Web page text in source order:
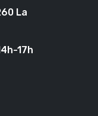
La
17h